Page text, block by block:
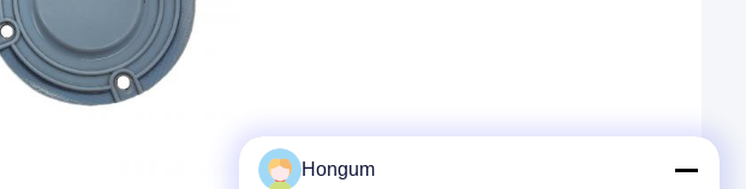
Hongum